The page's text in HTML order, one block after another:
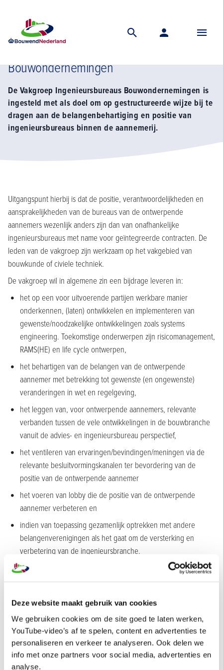
Deze website maakt gebruik van cookies
We gebruiken cookies om de site goed te laten werken,
YouTube-video’s af te spelen, content en advertenties te
personaliseren en verkeer te analyseren. Ook delen we
info met onze partners voor social media, advertenties en
analyse.
Vereniging
Bouwondernemingen
De Vakgroep Ingenieursbureaus Bouwondernemingen is
ingesteld met als doel om op gestructureerde wijze bij te
dragen aan de belangenbehartiging en positie van
ingenieursbureaus binnen de aannemerij.
Uitgangspunt hierbij is dat de positie, verantwoordelijkheden en
aansprakelijkheden van de bureaus van de ontwerpende
aannemers wezenlijk anders zijn dan van onafhankelijke
ingenieursbureaus met name voor geïntegreerde contracten. De
leden van de vakgroep zijn werkzaam op het vakgebied van
bouwkunde of civiele techniek.
De vakgroep wil in algemene zin een bijdrage leveren in:
het op een voor uitvoerende partijen werkbare manier
onderkennen, (laten) ontwikkelen en implementeren van
gewenste/noodzakelijke ontwikkelingen zoals systems
engineering. Toekomstige onderwerpen zijn risicomanagement,
RAMS(HE) en life cycle ontwerpen,
het behartigen van de belangen van de ontwerpende
aannemer met betrekking tot gewenste (en ongewenste)
veranderingen in wet en regelgeving,
het leggen van, voor ontwerpende aannemers, relevante
verbanden tussen de vele ontwikkelingen in de bouwbranche
vanuit de advies- en ingenieursbureau perspectief,
het ventileren van ervaringen/bevindingen/meningen via de
relevante besluitvormingskanalen ter bevordering van de
positie van de ontwerpende aannemer
het voeren van lobby die de positie van de ontwerpende
aannemer verbeteren en
indien van toepassing gezamenlijk optrekken met andere
belangenverenigingen als het gaat om de versterking en
verbetering van de ingenieursbranche.
Veranderende aanpak in de bouw
bouwondernemingen steeds meer een centrale rol innemen in het
bouwproces, is er ook sprake van een veranderen behoefte aan
kennis en kunde over de interactie tussen ontwerp en uitvoering.
Het verschuiven van verantwoordelijkheden van opdrachtgever
naar opdrachtnemer brengt een veranderde beheersing van het